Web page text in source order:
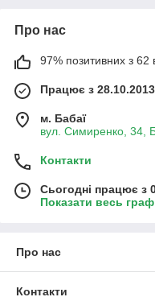
Про нас
97% позитивних з 62
Працює з 28.10.2013
м. Бабаї
вул. Симиренко, 34,
Контакти
Сьогодні працює з
Показати весь
Про нас
Контакти